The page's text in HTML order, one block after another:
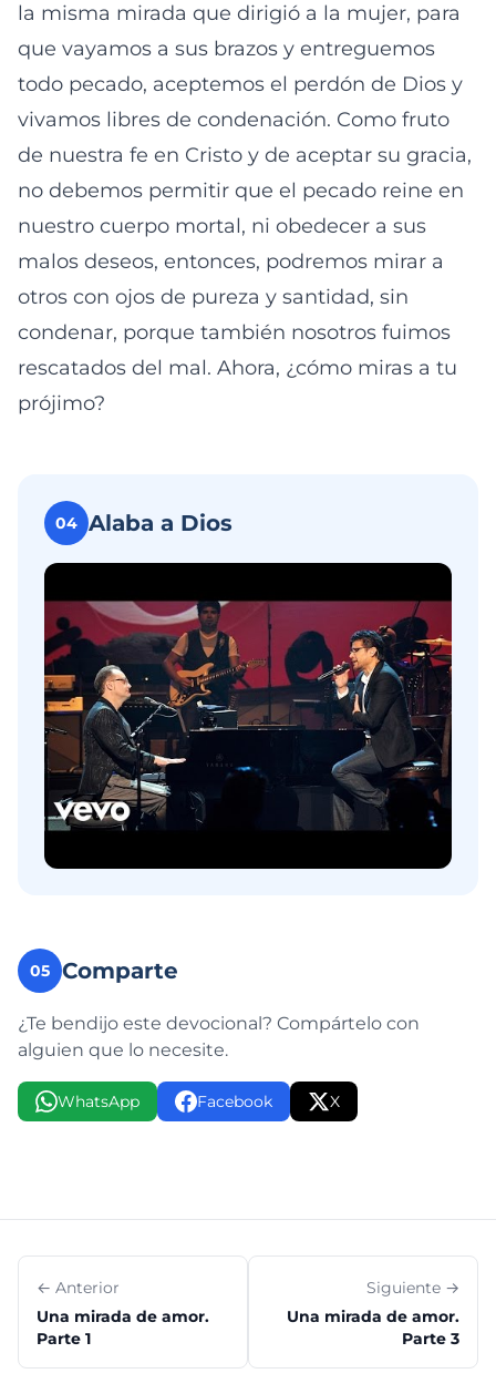
la misma mirada que dirigió a la mujer, para
que vayamos a sus brazos y entreguemos
todo pecado, aceptemos el perdón de Dios y
vivamos libres de condenación. Como fruto
de nuestra fe en Cristo y de aceptar su gracia,
no debemos permitir que el pecado reine en
nuestro cuerpo mortal, ni obedecer a sus
malos deseos, entonces, podremos mirar a
otros con ojos de pureza y santidad, sin
condenar, porque también nosotros fuimos
rescatados del mal. Ahora, ¿cómo miras a tu
prójimo?
04 Alaba a Dios
05 Comparte
¿Te bendijo este devocional? Compártelo con
alguien que lo necesite.
WhatsApp Facebook X
← Anterior
Una mirada de amor.
Parte 1
Siguiente →
Una mirada de amor.
Parte 3